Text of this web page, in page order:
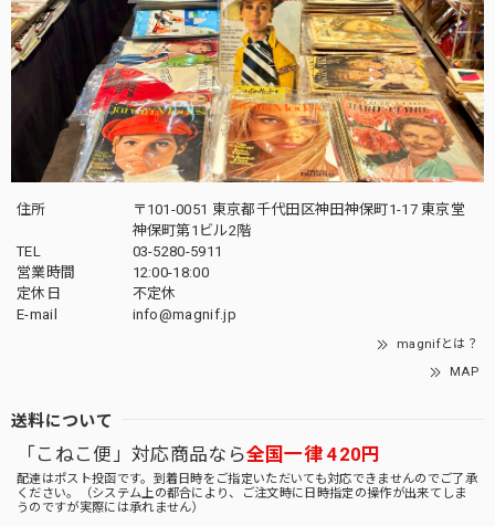
住所
〒101-0051 東京都千代田区神田神保町1-17 東京堂
神保町第1ビル2階
TEL
03-5280-5911
営業時間
12:00-18:00
定休日
不定休
E-mail
info@magnif.jp
magnifとは？
MAP
送料について
「こねこ便」対応商品なら全国一律 420円
配達はポスト投函です。到着日時をご指定いただいても対応できませんのでご了承
ください。（システム上の都合により、ご注文時に日時指定の操作が出来てしま
うのですが実際には承れません）